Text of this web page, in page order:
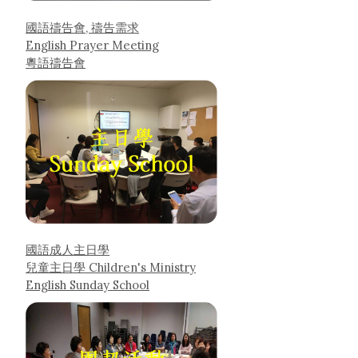
國語禱告會, 禱告需求
English Prayer Meeting
粵語禱告會
國語成人主日學
兒童主日學 Children's Ministry
English Sunday School